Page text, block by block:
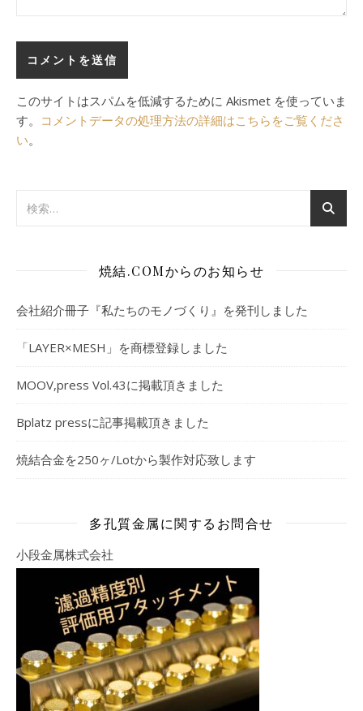
このサイトはスパムを低減するために Akismet を使っていま
す。 コメントデータの処理方法の詳細はこちらをご覧くださ
い。
焼結.COMからのお知らせ
会社紹介冊子『私たちのモノづくり』を発刊しました
「LAYER×MESH」を商標登録しました
MOOV,press Vol.43に掲載頂きました
Bplatz pressに記事掲載頂きました
焼結合金を250ヶ/Lotから製作対応致します
多孔質金属に関するお問合せ
小段金属株式会社